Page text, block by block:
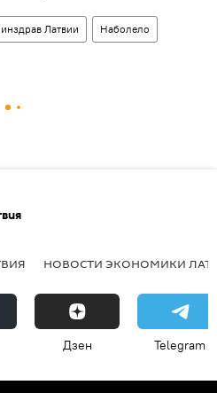
Латвии Наболело
НОВОСТИ ЭКОНОМИКИ
Дзен Telegram